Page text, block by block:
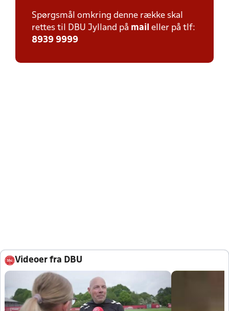
Spørgsmål omkring denne række skal
rettes til DBU Jylland på mail eller på tlf:
8939 9999
Videoer fra DBU